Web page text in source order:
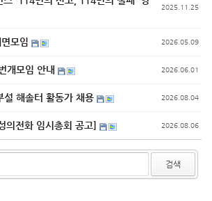
2025.11.25
모임 2026.05.09
개모임 안내 2026.06.01
설 해솔터 활동가 채용 2026.08.04
의전화 임시총회 공고] 2026.08.06
검색